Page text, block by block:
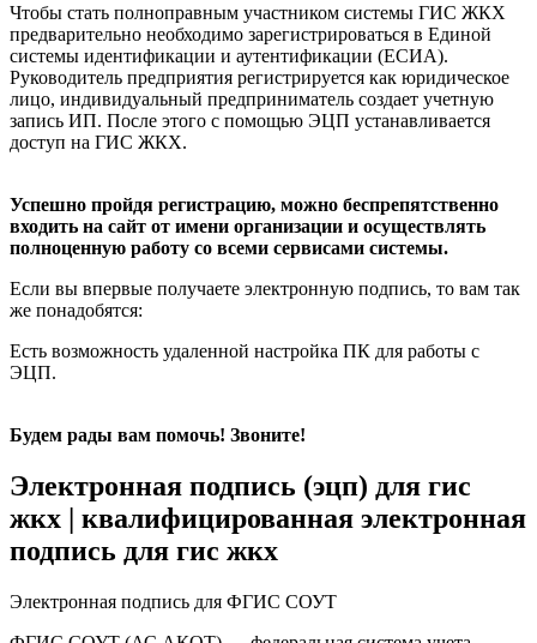
Чтобы стать полноправным участником системы ГИС ЖКХ
предварительно необходимо зарегистрироваться в Единой
системы идентификации и аутентификации (ЕСИА).
Руководитель предприятия регистрируется как юридическое
лицо, индивидуальный предприниматель создает учетную
запись ИП. После этого с помощью ЭЦП устанавливается
доступ на ГИС ЖКХ.
Успешно пройдя регистрацию, можно беспрепятственно
входить на сайт от имени организации и осуществлять
полноценную работу со всеми сервисами системы.
Если вы впервые получаете электронную подпись, то вам так
же понадобятся:
Есть возможность удаленной настройка ПК для работы с
ЭЦП.
Будем рады вам помочь! Звоните!
Электронная подпись (эцп) для гис
жкх | квалифицированная электронная
подпись для гис жкх
Электронная подпись для ФГИС СОУТ